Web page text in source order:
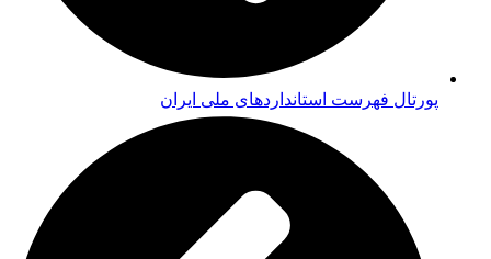
پورتال فهرست استانداردهای ملی ایران